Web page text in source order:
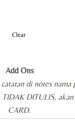
Clear
Add Ons
di notes nama
TIDAK DITULIS,
CARD.